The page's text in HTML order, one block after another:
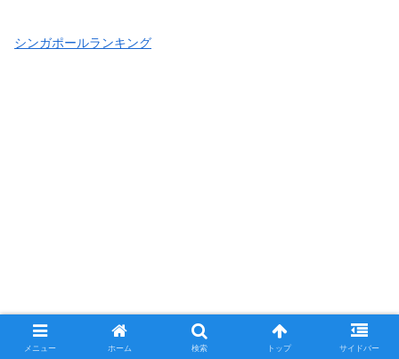
シンガポールランキング
メニュー ホーム 検索 トップ サイドバー